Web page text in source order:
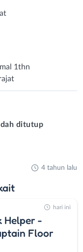
1thn
ditutup
4 tahun lalu
Helper -
Floor
hari ini